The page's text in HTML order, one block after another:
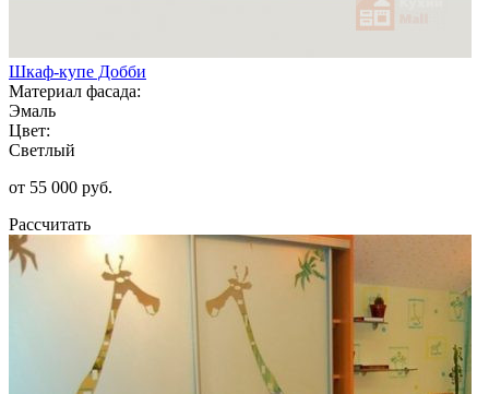
Шкаф-купе Добби
Материал фасада:
Эмаль
Цвет:
Светлый
от 55 000 руб.
Рассчитать